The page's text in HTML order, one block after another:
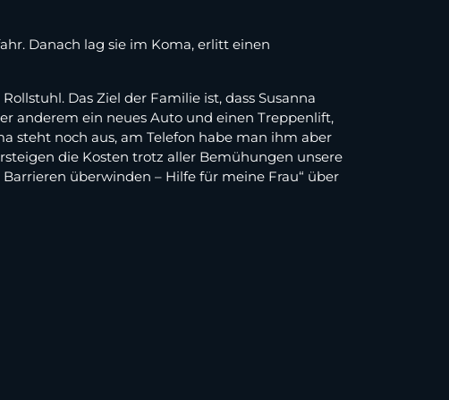
Danach lag sie im Koma, erlitt einen
Das Ziel der Familie ist, dass Susanna
anderem ein neues Auto und einen Treppenlift,
steht noch aus, am Telefon habe man ihm aber
die Kosten trotz aller Bemühungen unsere
überwinden – Hilfe für meine Frau“ über